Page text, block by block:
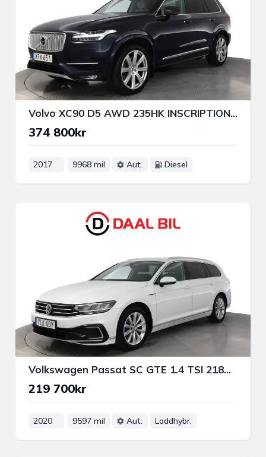
Volvo XC90 D5 AWD 235HK INSCRIPTION 360° NAVI HIGH PERFORMANCE
374 800kr
2017 9968 mil Aut. Diesel
Volkswagen Passat SC GTE 1.4 TSI 218HK DRAG P-VÄRM B-KAM NAVI 3-ZON
219 700kr
2020 9597 mil Aut. Laddhybr.